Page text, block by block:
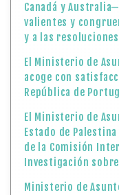
Canadá y
valientes y
y a las
El Ministerio de
acoge con
República de
El Ministerio de
Estado de
de la Comisión
Investigación
Ministerio de